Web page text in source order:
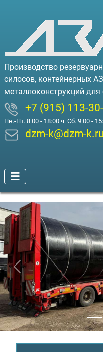
Производство
силосов, контейнерных
металлоконструкций для
+7 (915) 113-
Пн.-Пт. 8:00 - 18:00 ч. Сб. 9:00 -
dzm-k@dzm-
Предыдущий